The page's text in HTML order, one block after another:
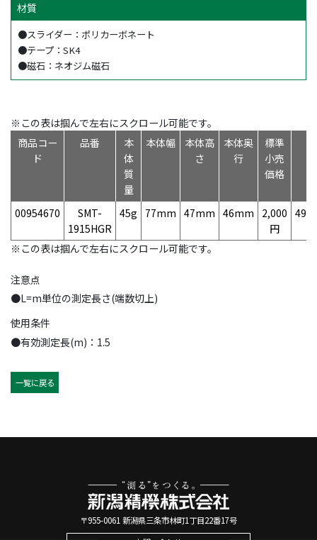
材質
●スライダー：ポリカーボネート
●テープ：SK4
●磁石：ネオジム磁石
※この表は掴んで左右にスクロール可能です。
商品コー
ド
品番
本
体
質
量
本体幅
本体高
さ
本体奥
行
標準
小売
価格
00954670
SMT-
1915HGR
45g 77mm 47mm 46mm
2,000
円
※この表は掴んで左右にスクロール可能です。
注意点
●L=m単位の測定長さ(端数切上)
使用条件
●有効測定長(m)：1.5
一覧に戻る
〒955-0061 新潟県三条市林町1丁目22番17号